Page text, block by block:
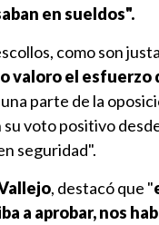
en sueldos".
como son
valoro el esfuerzo
parte de la
voto positivo
seguridad".
, destacó que "
a aprobar, nos